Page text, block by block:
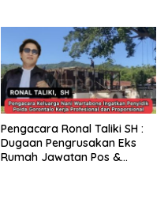
Pengacara Ronal Taliki SH :
Dugaan Pengrusakan Eks
Rumah Jawatan Pos &